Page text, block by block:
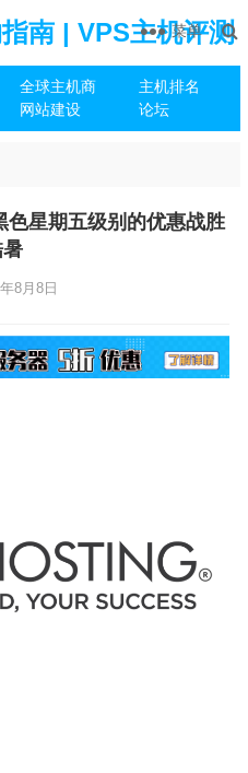
南 | VPS主机评测
全球主机商
主机排名
网站建设 论坛
菜单
星期五级别的优惠战胜
8月8日